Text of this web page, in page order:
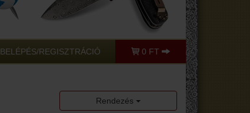
BELÉPÉS/REGISZTRÁCIÓ 0 FT
Rendezés